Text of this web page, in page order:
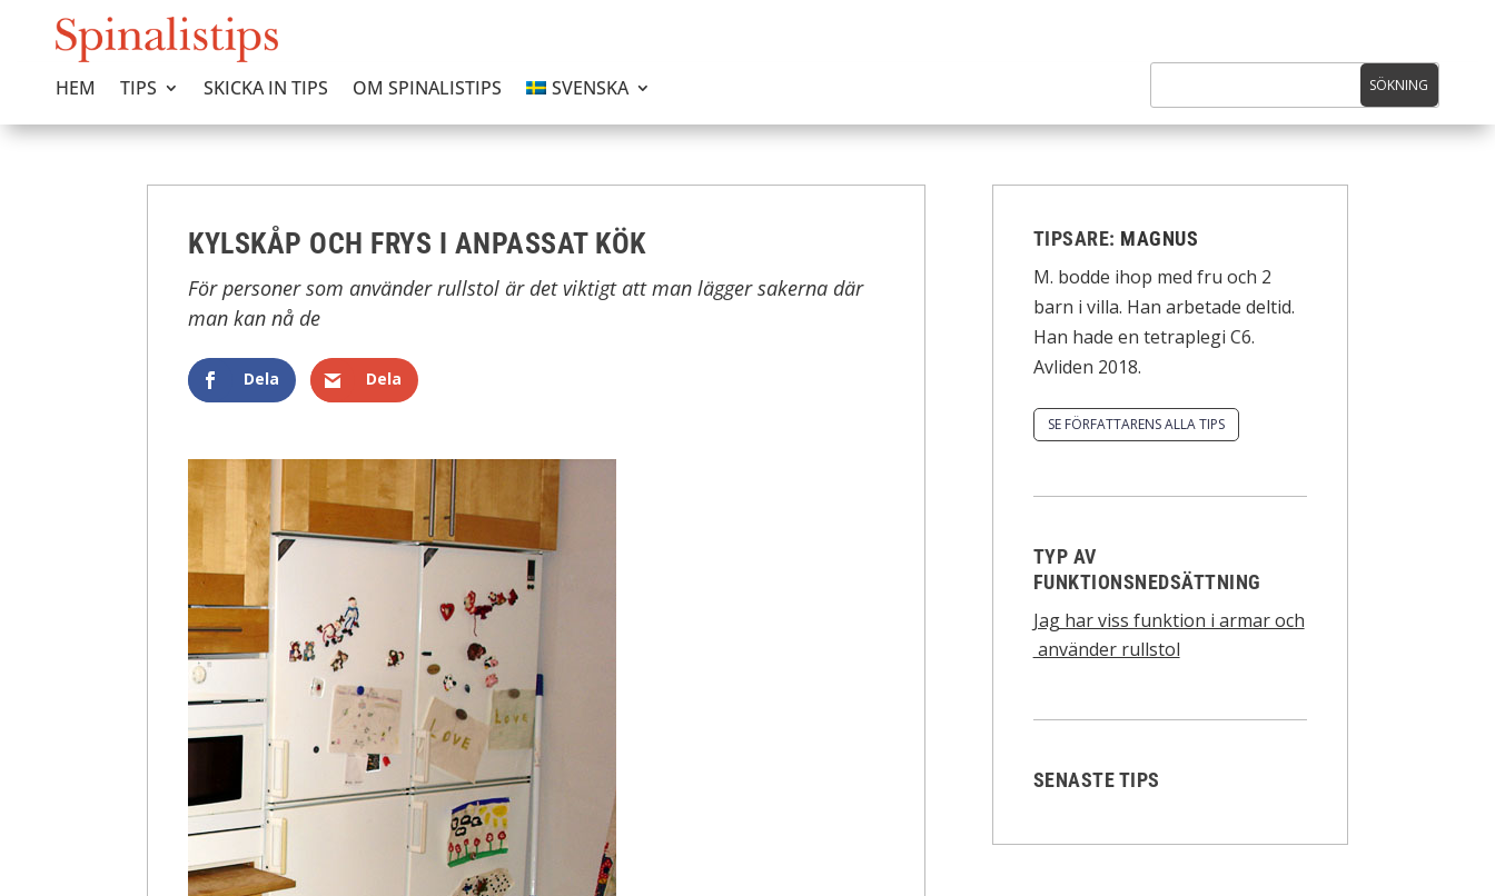
HEM TIPS SKICKA IN TIPS OM SPINALISTIPS SVENSKA
KYLSKÅP OCH FRYS I ANPASSAT KÖK
För personer som använder rullstol är det viktigt att man lägger sakerna där
man kan nå de
Dela Dela
TIPSARE: MAGNUS
M. bodde ihop med fru och 2
barn i villa. Han arbetade deltid.
Han hade en tetraplegi C6.
Avliden 2018.
SE FÖRFATTARENS ALLA TIPS
TYP AV
FUNKTIONSNEDSÄTTNING
Jag har viss funktion i armar och
använder rullstol
SENASTE TIPS